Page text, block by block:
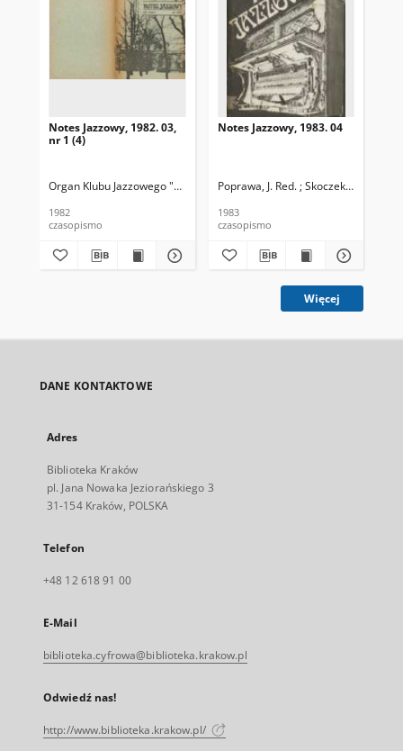
Notes Jazzowy, 1982. 03,
nr 1 (4)
Organ Klubu Jazzowego "Rotunda" Skoczek, T. Red.
1982
czasopismo
Notes Jazzowy, 1983. 04
Poprawa, J. Red. ; Skoczek T. Red.
1983
czasopismo
Więcej
DANE KONTAKTOWE
Adres
Biblioteka Kraków
pl. Jana Nowaka Jeziorańskiego 3
31-154 Kraków, POLSKA
Telefon
+48 12 618 91 00
E-Mail
biblioteka.cyfrowa@biblioteka.krakow.pl
Odwiedź nas!
http://www.biblioteka.krakow.pl/